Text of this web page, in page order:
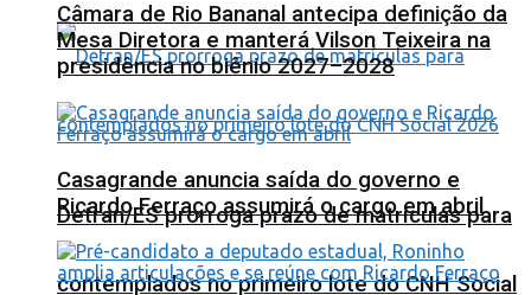
Detran/ES prorroga prazo de matrículas para
contemplados no primeiro lote do CNH Social
Câmara de Rio Bananal antecipa definição da
Mesa Diretora e manterá Vilson Teixeira na
presidência no biênio 2027–2028
Casagrande anuncia saída do governo e
Ricardo Ferraço assumirá o cargo em abril